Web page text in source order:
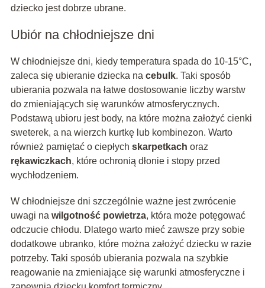
dziecko jest dobrze ubrane.
Ubiór na chłodniejsze dni
W chłodniejsze dni, kiedy temperatura spada do 10-15°C,
zaleca się ubieranie dziecka na cebulk. Taki sposób
ubierania pozwala na łatwe dostosowanie liczby warstw
do zmieniających się warunków atmosferycznych.
Podstawą ubioru jest body, na które można założyć cienki
sweterek, a na wierzch kurtkę lub kombinezon. Warto
również pamiętać o ciepłych skarpetkach oraz
rękawiczkach, które ochronią dłonie i stopy przed
wychłodzeniem.
W chłodniejsze dni szczególnie ważne jest zwrócenie
uwagi na wilgotność powietrza, która może potęgować
odczucie chłodu. Dlatego warto mieć zawsze przy sobie
dodatkowe ubranko, które można założyć dziecku w razie
potrzeby. Taki sposób ubierania pozwala na szybkie
reagowanie na zmieniające się warunki atmosferyczne i